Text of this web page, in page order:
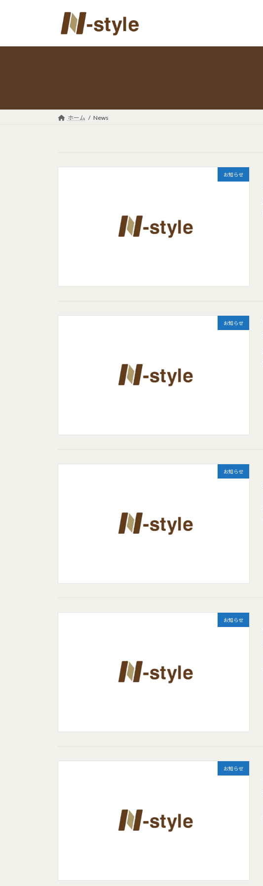
プ
動
ホーム News
お知らせ
お知らせ
お知らせ
お知らせ
お知らせ